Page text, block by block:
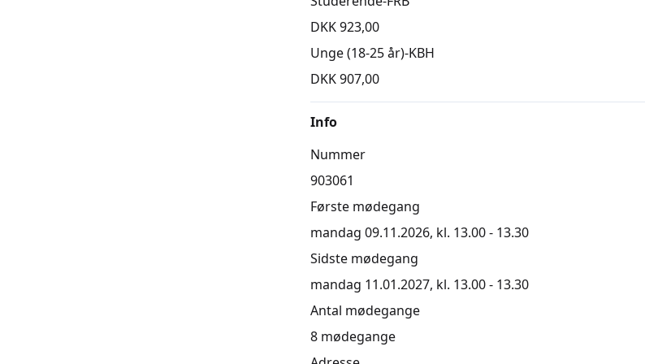
DKK 923,00
Unge (18-25 år)-KBH
DKK 907,00
Info
Nummer
903061
Første mødegang
mandag 09.11.2026, kl. 13.00 - 13.30
Sidste mødegang
mandag 11.01.2027, kl. 13.00 - 13.30
Antal mødegange
8 mødegange